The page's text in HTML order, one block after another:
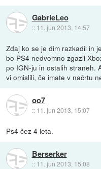
GabrieLeo
:: 11. jun 2013, 14:57
Zdaj ko se je dim razkadil in
bo PS4 nedvomno zgazil
po IGN-ju in ostalih straneh.
vi omislili, če imate v načrtu
oo7
:: 11. jun 2013, 15:07
Ps4 čez 4 leta.
Berserker
:: 11. jun 2013, 15:08